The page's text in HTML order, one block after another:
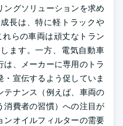
グソリューションを求め
長は、特に軽トラックや
れらの車両は頑丈なトラン
ます。一方、電気自動車
は、メーカーに専用のトラ
宣伝するよう促していま
テナンス（例えば、車両の
消費者の習慣）への注目が
ンオイルフィルターの需要